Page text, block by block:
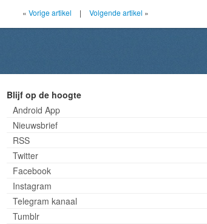
« Vorige artikel | Volgende artikel »
Blijf op de hoogte
Android App
Nieuwsbrief
RSS
Twitter
Facebook
Instagram
Telegram kanaal
Tumblr